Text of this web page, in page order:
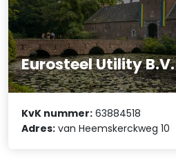
Eurosteel Utility B.V.
KvK nummer: 63884518
Adres: van Heemskerckweg 10